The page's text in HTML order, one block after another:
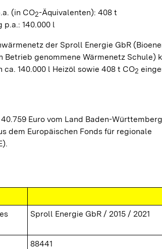
(in CO2-Äquivalenten): 408 t
p.a.: 140.000 l
der Sproll Energie GbR
Betrieb genommene Wärmenetz Schule)
ca. 140.000 l Heizöl sowie 408 t CO2
Euro vom Land Baden-
dem Europäischen Fonds für regionale
Sproll Energie GbR / 2015 / 2021
88441